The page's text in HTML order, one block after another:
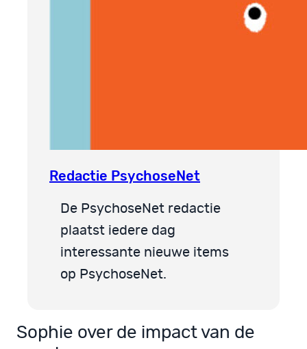
Redactie PsychoseNet
De PsychoseNet redactie
plaatst iedere dag
interessante nieuwe items
op PsychoseNet.
Sophie over de impact van de